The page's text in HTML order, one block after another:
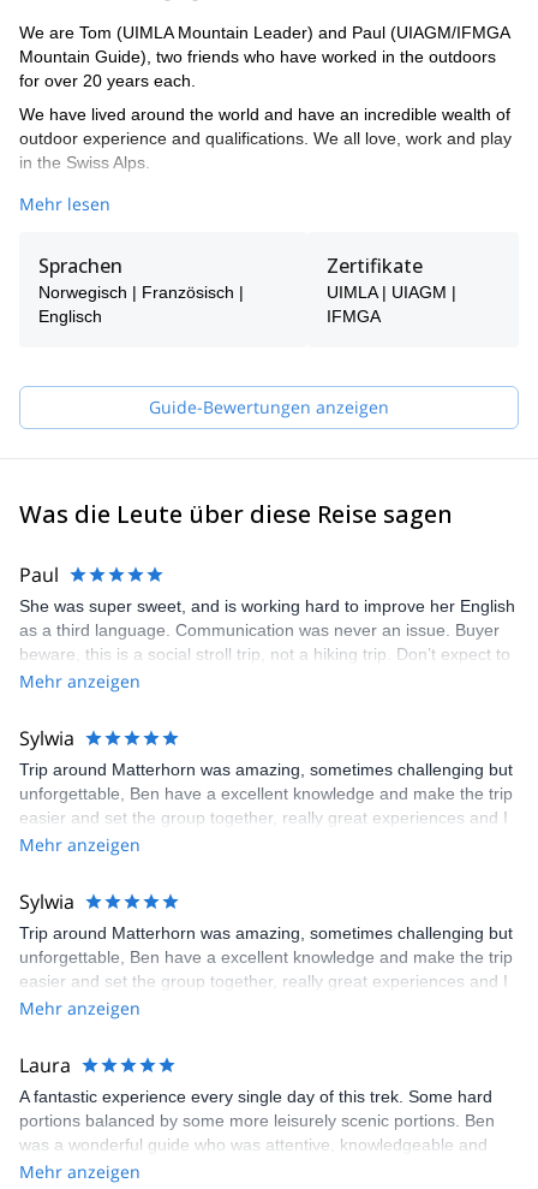
We are Tom (UIMLA Mountain Leader) and Paul (UIAGM/IFMGA
Mountain Guide), two friends who have worked in the outdoors
for over 20 years each.
We have lived around the world and have an incredible wealth of
outdoor experience and qualifications. We all love, work and play
in the Swiss Alps.
We love sharing our local environment with guests and helping
something similar on a different date.
Mehr lesen
Sprachen
Norwegisch | Französisch |
Englisch
Zertifikate
UIMLA | UIAGM |
IFMGA
Guide-Bewertungen anzeigen
Was die Leute über diese Reise sagen
Paul
She was super sweet, and is working hard to improve her English
as a third language. Communication was never an issue. Buyer
beware, this is a social stroll trip, not a hiking trip. Don’t expect to
go faster than 1.5mph, and expect lots of 20+ min breaks every
Mehr anzeigen
Sylwia
Trip around Matterhorn was amazing, sometimes challenging but
unforgettable, Ben have a excellent knowledge and make the trip
easier and set the group together, really great experiences and I
can’t wait for next one!
Mehr anzeigen
Sylwia
Trip around Matterhorn was amazing, sometimes challenging but
unforgettable, Ben have a excellent knowledge and make the trip
easier and set the group together, really great experiences and I
can’t wait for next one!
Mehr anzeigen
Laura
A fantastic experience every single day of this trek. Some hard
portions balanced by some more leisurely scenic portions. Ben
was a wonderful guide who was attentive, knowledgeable and
charming. Highly recommend booking with Alps Adventures and
Mehr anzeigen